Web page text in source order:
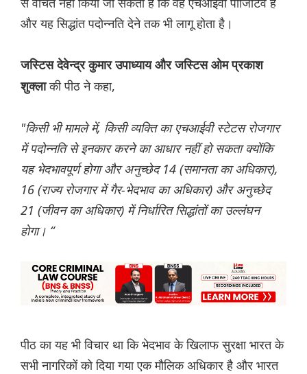
और यह सिद्धांत पदोन्नति देने तक भी लागू होता है।
जस्टिस देवेन्द्र कुमार उपाध्याय और जस्टिस ओम प्रकाश
शुक्लाकी पीठ ने कहा,
"किसी भी मामले में, किसी व्यक्ति का एचआईवी स्टेटस रोजगार
में पदोन्नति से इनकार करने का आधार नहीं हो सकता क्योंकि
यह भेदभावपूर्ण होगा और अनुच्छेद 14 (समानता का अधिकार),
16 (राज्य रोजगार में गैर-भेदभाव का अधिकार) और अनुच्छेद
21 (जीवन का अधिकार) में निर्धारित सिद्धांतों का उल्लंघन
होगा। “
पीठ का यह भी विचार था कि भेदभाव के खिलाफ सुरक्षा भारत के
सभी नागरिकों को दिया गया एक मौलिक अधिकार है और भारत